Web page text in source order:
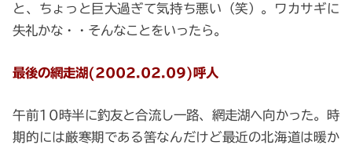
と、ちょっと巨大過ぎて気持ち悪い（笑）。ワカサギに
失礼かな・・そんなことをいったら。
最後の網走湖(2002.02.09)呼人
午前10時半に釣友と合流し一路、網走湖へ向かった。時
期的には厳寒期である筈なんだけど最近の北海道は暖か